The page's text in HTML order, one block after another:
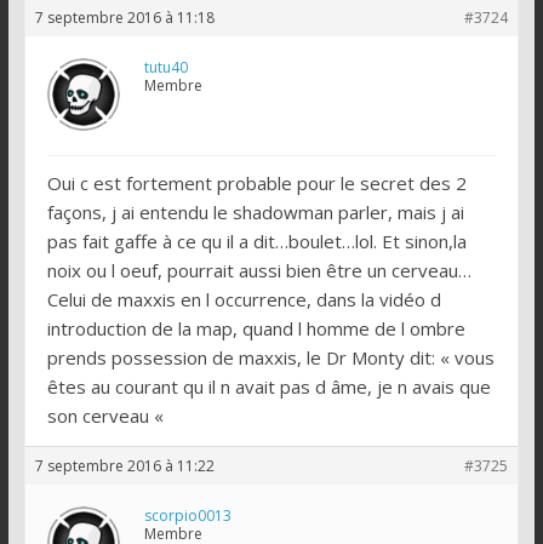
7 septembre 2016 à 11:18 #3724
tutu40
Membre
Oui c est fortement probable pour le secret des 2
façons, j ai entendu le shadowman parler, mais j ai
pas fait gaffe à ce qu il a dit…boulet…lol. Et sinon,la
noix ou l oeuf, pourrait aussi bien être un cerveau…
Celui de maxxis en l occurrence, dans la vidéo d
introduction de la map, quand l homme de l ombre
prends possession de maxxis, le Dr Monty dit: « vous
êtes au courant qu il n avait pas d âme, je n avais que
son cerveau «
7 septembre 2016 à 11:22 #3725
scorpio0013
Membre